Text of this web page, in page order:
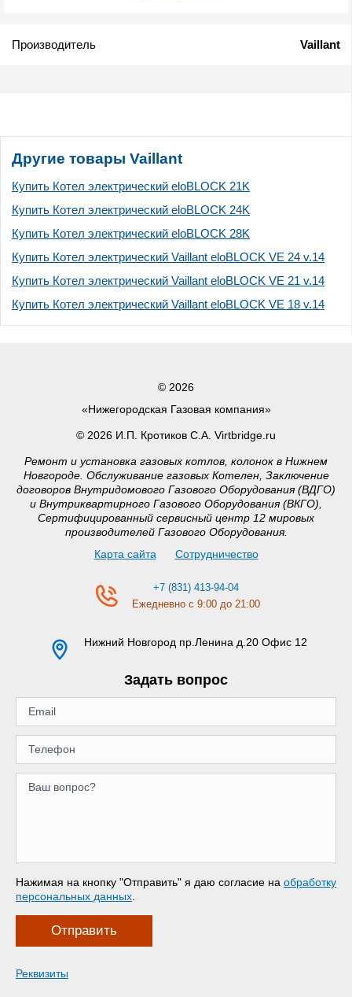
Производитель Vaillant
Другие товары Vaillant
Купить Котел электрический eloBLOCK 21K
Купить Котел электрический eloBLOCK 24K
Купить Котел электрический eloBLOCK 28K
Купить Котел электрический Vaillant eloBLOCK VE 24 v.14
Купить Котел электрический Vaillant eloBLOCK VE 21 v.14
Купить Котел электрический Vaillant eloBLOCK VE 18 v.14
© 2026
«Нижегородская Газовая компания»
© 2026 И.П. Кротиков С.А. Virtbridge.ru
Ремонт и установка газовых котлов, колонок в Нижнем
Новгороде. Обслуживание газовых Котелен, Заключение
договоров Внутридомового Газового Оборудования (ВДГО)
и Внутриквартирного Газового Оборудования (ВКГО),
Сертифицированный сервисный центр 12 мировых
производителей Газового Оборудования.
Карта сайта
Сотрудничество
+7 (831) 413-94-04
Ежедневно с 9:00 до 21:00
Нижний Новгород пр.Ленина д.20 Офис 12
Задать вопрос
Нажимая на кнопку "Отправить" я даю согласие на обработку
персональных данных
Отправить
Реквизиты